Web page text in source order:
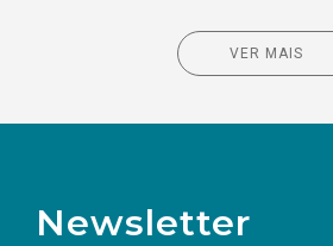
VER MAIS
Newsletter